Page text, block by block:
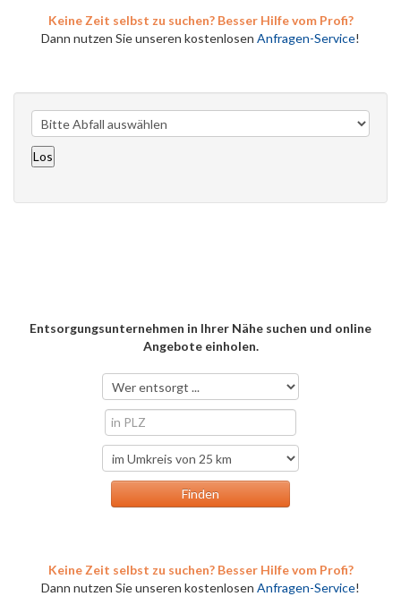
Keine Zeit selbst zu suchen? Besser Hilfe vom Profi?
Dann nutzen Sie unseren kostenlosen Anfragen-Service!
Entsorgungsunternehmen in Ihrer Nähe suchen und online
Angebote einholen.
Keine Zeit selbst zu suchen? Besser Hilfe vom Profi?
Dann nutzen Sie unseren kostenlosen Anfragen-Service!